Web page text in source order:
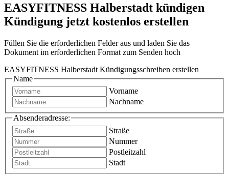
EASYFITNESS Halberstadt kündigen
Kündigung jetzt kostenlos erstellen
Füllen Sie die erforderlichen Felder aus und laden Sie das
Dokument im erforderlichen Format zum Senden hoch
EASYFITNESS Halberstadt Kündigungsschreiben erstellen
Name
Vorname
Nachname
Absenderadresse:
Straße
Nummer
Postleitzahl
Stadt